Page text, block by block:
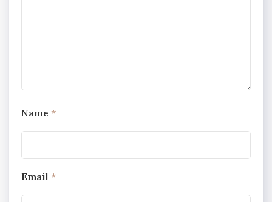
Name *
Email *